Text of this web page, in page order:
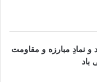
و نمادِ مبارزه و مقاومت
باد